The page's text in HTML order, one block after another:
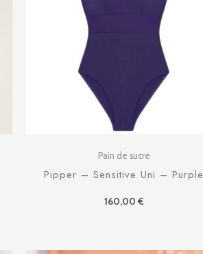
Pain de sucre
Pipper – Sensitive Uni – Purple
160,00 €